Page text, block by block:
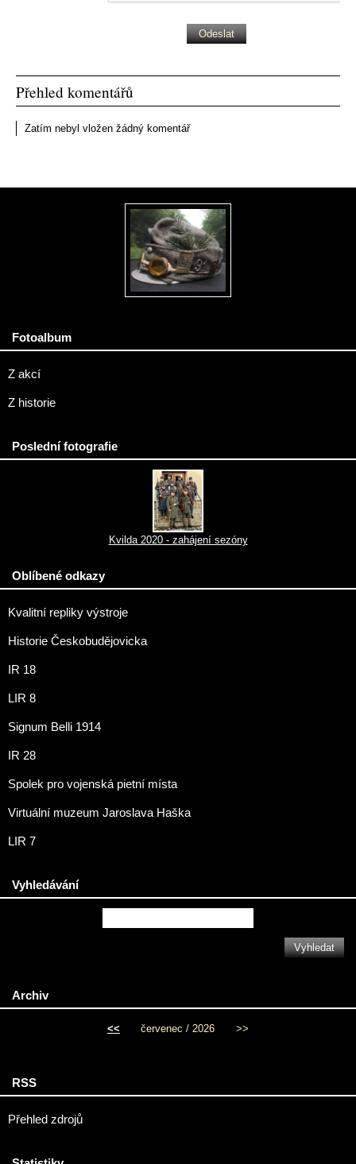
Přehled komentářů
Zatím nebyl vložen žádný komentář
Fotoalbum
Z akcí
Z historie
Poslední fotografie
Kvilda 2020 - zahájení sezóny
Oblíbené odkazy
Kvalitní repliky výstroje
Historie Českobudějovicka
IR 18
LIR 8
Signum Belli 1914
IR 28
Spolek pro vojenská pietní místa
Virtuální muzeum Jaroslava Haška
LIR 7
Vyhledávání
Archiv
<< červenec / 2026 >>
RSS
Přehled zdrojů